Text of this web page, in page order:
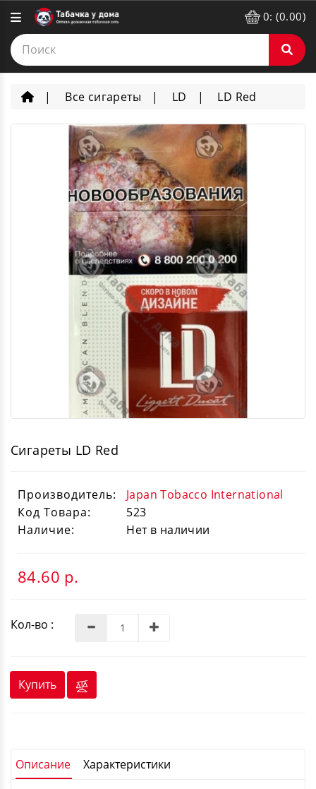
0: (0.00)
Все сигареты LD LD Red
Сигареты LD Red
Производитель:
Japan Tobacco International
Код Товара:
523
Наличие:
Нет в наличии
84.60 р.
Кол-во :
Купить
Описание Характеристики